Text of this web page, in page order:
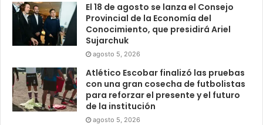
El 18 de agosto se lanza el Consejo
Provincial de la Economía del
Conocimiento, que presidirá Ariel
Sujarchuk
agosto 5, 2026
Atlético Escobar finalizó las pruebas
con una gran cosecha de futbolistas
para reforzar el presente y el futuro
de la institución
agosto 5, 2026